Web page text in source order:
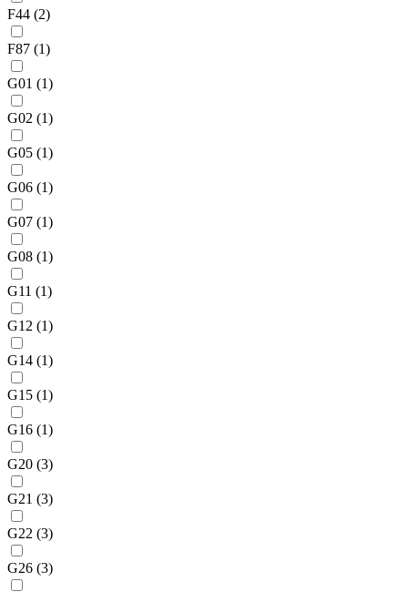
F44 (2)
F87 (1)
G01 (1)
G02 (1)
G05 (1)
G06 (1)
G07 (1)
G08 (1)
G11 (1)
G12 (1)
G14 (1)
G15 (1)
G16 (1)
G20 (3)
G21 (3)
G22 (3)
G26 (3)